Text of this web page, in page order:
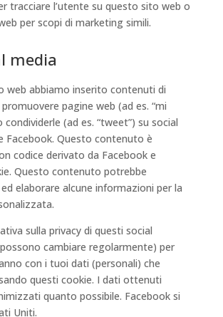
tracciare l’utente su questo sito web o
per scopi di marketing simili.
media
web abbiamo inserito contenuti di
pagine web (ad es. “mi
condividerle (ad es. “tweet”) su social
Facebook. Questo contenuto è
codice derivato da Facebook e
Questo contenuto potrebbe
elaborare alcune informazioni per la
sulla privacy di questi social
cambiare regolarmente) per
con i tuoi dati (personali) che
questi cookie. I dati ottenuti
quanto possibile. Facebook si
Uniti.